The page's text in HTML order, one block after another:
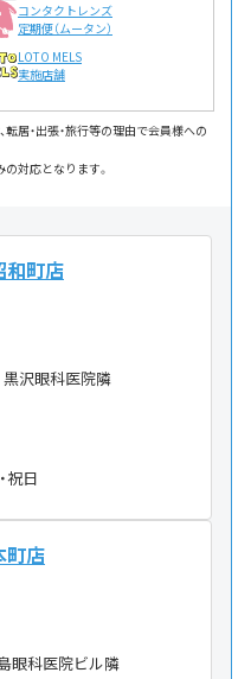
コンタクトレンズ
定期便（ムータン）
LOTO MELS
実施店舗
転居・出張・旅行等の理由で会員様への
対応となります。
町店
沢眼科医院隣
祝日
店
眼科医院ビル隣